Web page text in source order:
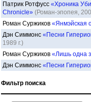
Патрик Ротфусс «Хроника
Chronicle» (Роман-эпопея,
Роман Суржиков «Янмэйская
Дэн Симмонс «Песни
1989 г.)
Роман Суржиков «Лишь одна
Дэн Симмонс «Песни
Фильтр поиска